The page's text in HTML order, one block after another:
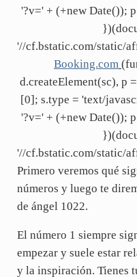
'?v=' + (+new Date());
'//cf.bstatic.com/static/
Booking.com
d.createElement(sc), p
[0]; s.type = 'text/
'?v=' + (+new Date());
'//cf.bstatic.com/static/
Primero veremos qué
números y luego te
de ángel 1022.
El número 1 siempre
empezar y suele estar
y la inspiración. Tienes